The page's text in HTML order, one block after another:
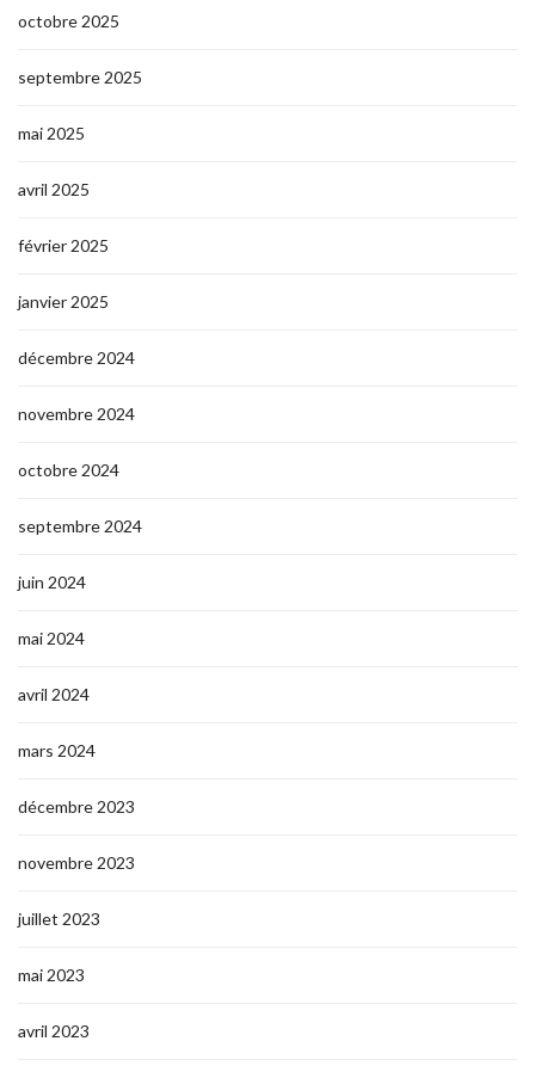
octobre 2025
septembre 2025
mai 2025
avril 2025
février 2025
janvier 2025
décembre 2024
novembre 2024
octobre 2024
septembre 2024
juin 2024
mai 2024
avril 2024
mars 2024
décembre 2023
novembre 2023
juillet 2023
mai 2023
avril 2023